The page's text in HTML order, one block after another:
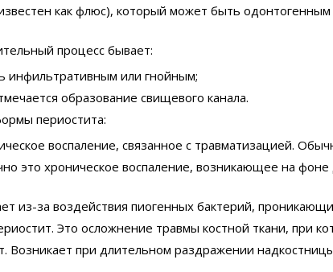
как флюс), который может быть
процесс бывает:
инфильтративным или гнойным;
образование свищевого канала.
периостита:
воспаление, связанное с травматизацией.
это хроническое воспаление, возникающее на
из-за воздействия пиогенных бактерий,
Это осложнение травмы костной ткани, при
при длительном раздражении